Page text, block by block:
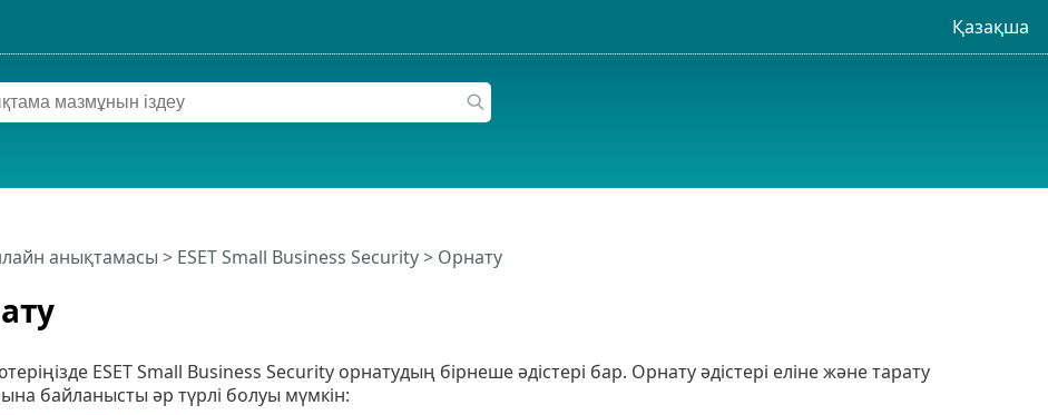
Қазақша
анықтамасы > ESET Small Business Security> Орнату
ESET Small Business Security орнатудың бірнеше әдістері бар. Орнату әдістері еліне және тарату
байланысты әр түрлі болуы мүмкін: